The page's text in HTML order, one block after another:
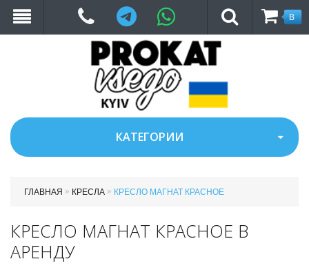
Telegram
В
КАТЕГОРИИ
ГЛАВНАЯ » КРЕСЛА » КРЕСЛО МАГНАТ КРАСНОЕ
КРЕСЛО МАГНАТ КРАСНОЕ В
АРЕНДУ